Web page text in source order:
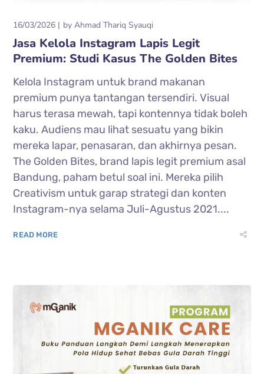
16/03/2026 byAhmad Thariq Syauqi
Jasa Kelola Instagram Lapis Legit
Premium: Studi Kasus The Golden Bites
Kelola Instagram untuk brand makanan
premium punya tantangan tersendiri. Visual
harus terasa mewah, tapi kontennya tidak boleh
kaku. Audiens mau lihat sesuatu yang bikin
mereka lapar, penasaran, dan akhirnya pesan.
The Golden Bites, brand lapis legit premium asal
Bandung, paham betul soal ini. Mereka pilih
Creativism untuk garap strategi dan konten
Instagram-nya selama Juli-Agustus 2021....
READ MORE